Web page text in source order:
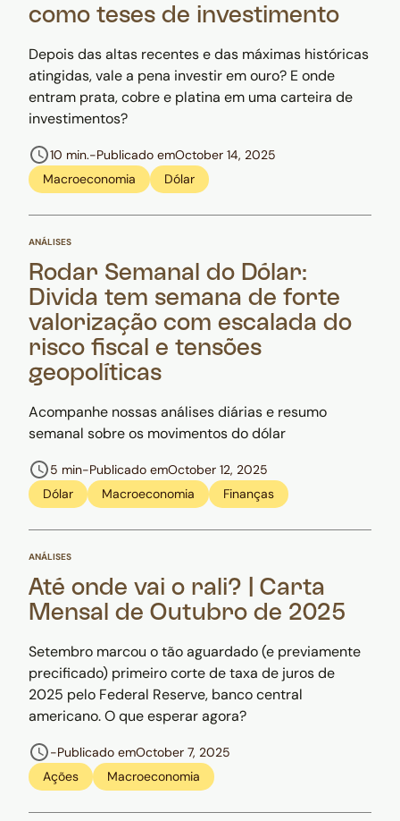
como teses de investimento
Depois das altas recentes e das máximas históricas
atingidas, vale a pena investir em ouro? E onde
entram prata, cobre e platina em uma carteira de
investimentos?
10 min.-Publicado emOctober 14, 2025
Macroeconomia
Dólar
ANÁLISES
Rodar Semanal do Dólar:
Divida tem semana de forte
valorização com escalada do
risco fiscal e tensões
geopolíticas
Acompanhe nossas análises diárias e resumo
semanal sobre os movimentos do dólar
5 min-Publicado emOctober 12, 2025
Dólar
Macroeconomia Finanças
ANÁLISES
Até onde vai o rali? | Carta
Mensal de Outubro de 2025
Setembro marcou o tão aguardado (e previamente
precificado) primeiro corte de taxa de juros de
2025 pelo Federal Reserve, banco central
americano. O que esperar agora?
-Publicado emOctober 7, 2025
Ações
Macroeconomia